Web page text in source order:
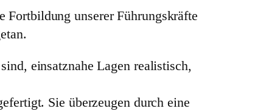
Fortbildung unserer Führungskräfte
einsatznahe Lagen realistisch,
Sie überzeugen durch eine